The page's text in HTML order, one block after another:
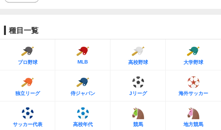
種目一覧
プロ野球 MLB 高校野球 大学野球
独立リーグ 侍ジャパン Jリーグ 海外サッカー
サッカー代表 高校年代 競馬 地方競馬